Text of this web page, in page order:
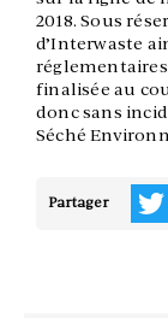
2018. Sous
d’Interwaste
finalisée au
donc sans
Séché
Partager